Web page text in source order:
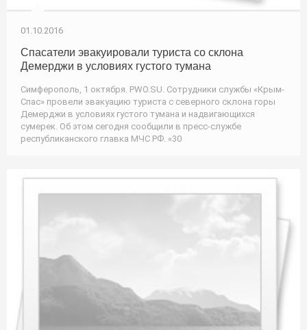
01.10.2016
Спасатели эвакуировали туриста со склона
Демерджи в условиях густого тумана
Симферополь, 1 октября. PWO.SU. Сотрудники службы «Крым-
Спас» провели эвакуацию туриста с северного склона горы
Демерджи в условиях густого тумана и надвигающихся
сумерек. Об этом сегодня сообщили в пресс-службе
республиканского главка МЧС РФ. «30